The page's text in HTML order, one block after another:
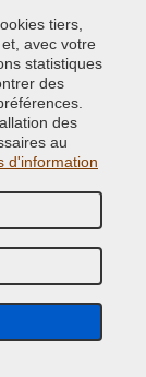
PIÈCES
tiers,
avec votre
statistiques
des
des
au
d'information